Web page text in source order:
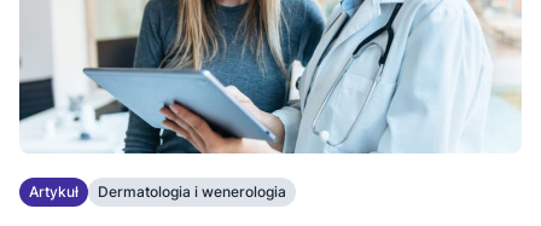
Artykuł Dermatologia i wenerologia